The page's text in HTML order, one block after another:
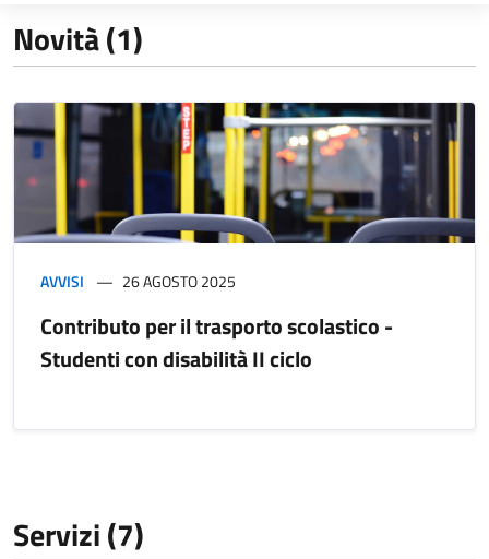
Novità (1)
AVVISI 26 AGOSTO 2025
Contributo per il trasporto scolastico -
Studenti con disabilità II ciclo
Servizi (7)